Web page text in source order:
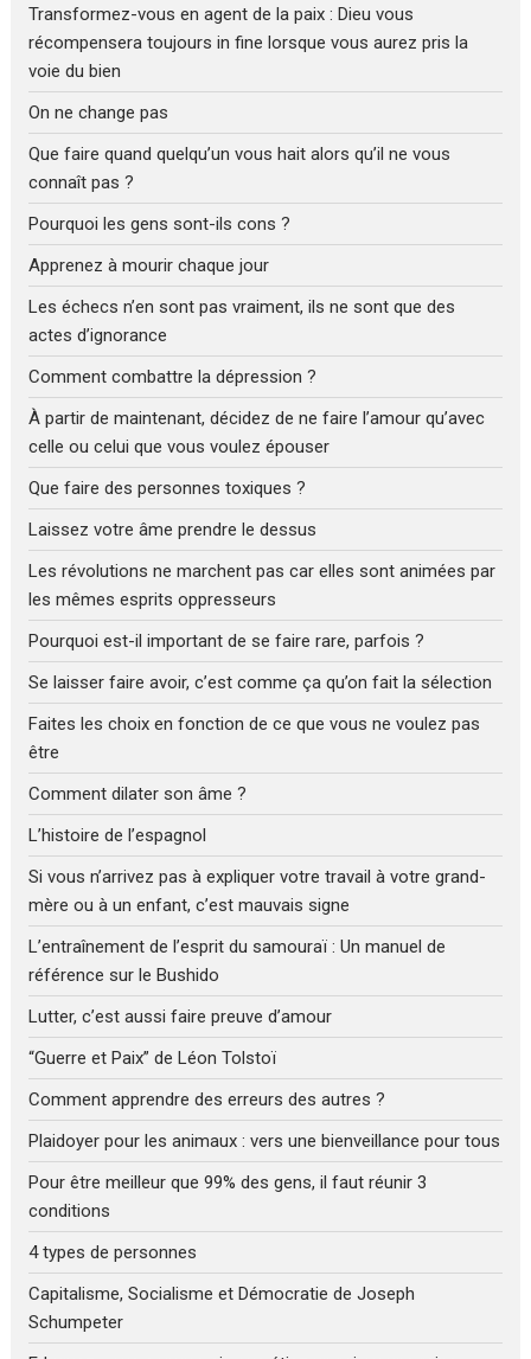
Transformez-vous en agent de la paix : Dieu vous
récompensera toujours in fine lorsque vous aurez pris la
voie du bien
On ne change pas
Que faire quand quelqu’un vous hait alors qu’il ne vous
connaît pas ?
Pourquoi les gens sont-ils cons ?
Apprenez à mourir chaque jour
Les échecs n’en sont pas vraiment, ils ne sont que des
actes d’ignorance
Comment combattre la dépression ?
À partir de maintenant, décidez de ne faire l’amour qu’avec
celle ou celui que vous voulez épouser
Que faire des personnes toxiques ?
Laissez votre âme prendre le dessus
Les révolutions ne marchent pas car elles sont animées par
les mêmes esprits oppresseurs
Pourquoi est-il important de se faire rare, parfois ?
Se laisser faire avoir, c’est comme ça qu’on fait la sélection
Faites les choix en fonction de ce que vous ne voulez pas
être
Comment dilater son âme ?
L’histoire de l’espagnol
Si vous n’arrivez pas à expliquer votre travail à votre grand-
mère ou à un enfant, c’est mauvais signe
L’entraînement de l’esprit du samouraï : Un manuel de
référence sur le Bushido
Lutter, c’est aussi faire preuve d’amour
“Guerre et Paix” de Léon Tolstoï
Comment apprendre des erreurs des autres ?
Plaidoyer pour les animaux : vers une bienveillance pour tous
Pour être meilleur que 99% des gens, il faut réunir 3
conditions
4 types de personnes
Capitalisme, Socialisme et Démocratie de Joseph
Schumpeter